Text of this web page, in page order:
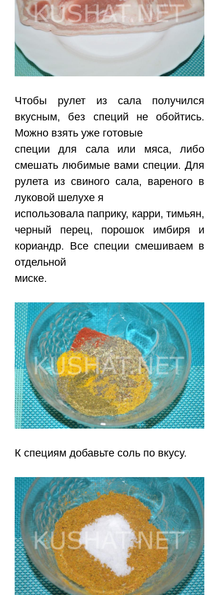
Чтобы рулет из сала получился
вкусным, без специй не обойтись.
Можно взять уже готовые
специи для сала или мяса, либо
смешать любимые вами специи. Для
рулета из свиного сала, вареного в
луковой шелухе я
использовала паприку, карри, тимьян,
черный перец, порошок имбиря и
кориандр. Все специи смешиваем в
отдельной
миске.
К специям добавьте соль по вкусу.